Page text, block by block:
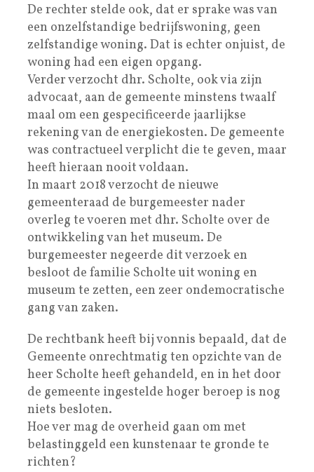
De rechter stelde ook, dat er sprake was van
een onzelfstandige bedrijfswoning, geen
zelfstandige woning. Dat is echter onjuist, de
woning had een eigen opgang.
Verder verzocht dhr. Scholte, ook via zijn
advocaat, aan de gemeente minstens twaalf
maal om een gespecificeerde jaarlijkse
rekening van de energiekosten. De gemeente
was contractueel verplicht die te geven, maar
heeft hieraan nooit voldaan.
In maart 2018 verzocht de nieuwe
gemeenteraad de burgemeester nader
overleg te voeren met dhr. Scholte over de
ontwikkeling van het museum. De
burgemeester negeerde dit verzoek en
besloot de familie Scholte uit woning en
museum te zetten, een zeer ondemocratische
gang van zaken.
De rechtbank heeft bij vonnis bepaald, dat de
Gemeente onrechtmatig ten opzichte van de
heer Scholte heeft gehandeld, en in het door
de gemeente ingestelde hoger beroep is nog
niets besloten.
Hoe ver mag de overheid gaan om met
belastinggeld een kunstenaar te gronde te
richten?